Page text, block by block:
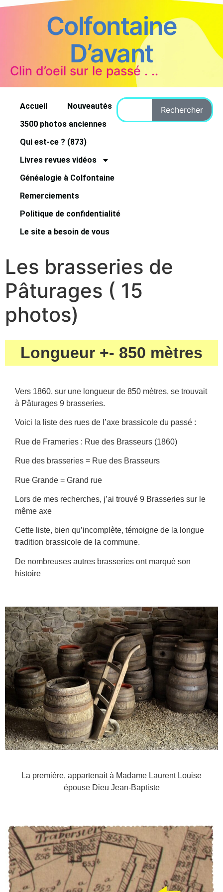
Colfontaine
D’avant
Clin d’oeil sur le passé . ..
Accueil
Nouveautés
3500 photos anciennes
Qui est-ce ? (873)
Livres revues vidéos
Généalogie à Colfontaine
Remerciements
Politique de confidentialité
Le site a besoin de vous
Rechercher
Les brasseries de
Pâturages ( 15
photos)
Longueur +- 850 mètres
Vers 1860, sur une longueur de 850 mètres, se trouvait
à Pâturages 9 brasseries.
Voici la liste des rues de l’axe brassicole du passé :
Rue de Frameries : Rue des Brasseurs (1860)
Rue des brasseries = Rue des Brasseurs
Rue Grande = Grand rue
Lors de mes recherches, j’ai trouvé 9 Brasseries sur le
même axe
Cette liste, bien qu’incomplète, témoigne de la longue
tradition brassicole de la commune.
De nombreuses autres brasseries ont marqué son
histoire
La première, appartenait à Madame Laurent Louise
épouse Dieu Jean-Baptiste